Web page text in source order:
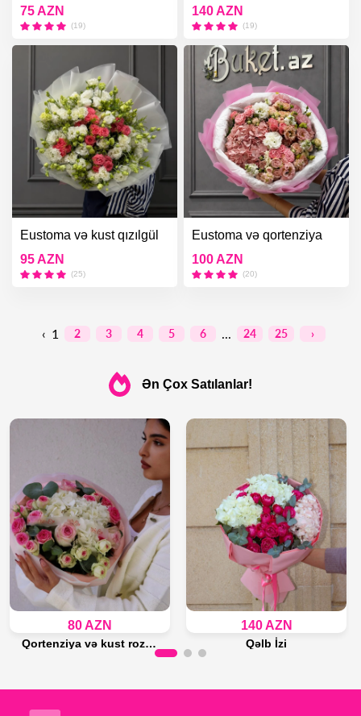
buketi
75 AZN
(19)
buketi
140 AZN
(19)
Eustoma və kust qızılgül
buketi
95 AZN
(25)
Eustoma və qortenziya
buketi
100 AZN
(20)
‹ 1 2 3 4 5 6 ... 24 25 ›
Ən Çox Satılanlar!
80 AZN
Qortenziya və kust roza buketi
140 AZN
Qəlb İzi